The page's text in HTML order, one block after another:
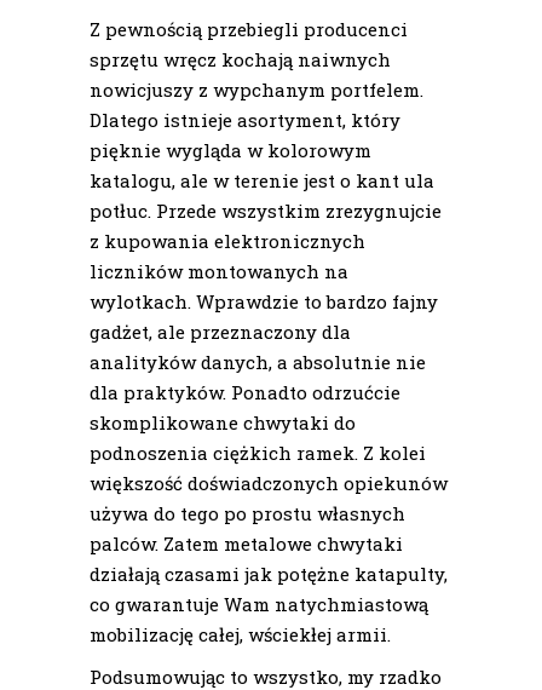
Z pewnością przebiegli producenci
sprzętu wręcz kochają naiwnych
nowicjuszy z wypchanym portfelem.
Dlatego istnieje asortyment, który
pięknie wygląda w kolorowym
katalogu, ale w terenie jest o kant ula
potłuc. Przede wszystkim zrezygnujcie
z kupowania elektronicznych
liczników montowanych na
wylotkach. Wprawdzie to bardzo fajny
gadżet, ale przeznaczony dla
analityków danych, a absolutnie nie
dla praktyków. Ponadto odrzućcie
skomplikowane chwytaki do
podnoszenia ciężkich ramek. Z kolei
większość doświadczonych opiekunów
używa do tego po prostu własnych
palców. Zatem metalowe chwytaki
działają czasami jak potężne katapulty,
co gwarantuje Wam natychmiastową
mobilizację całej, wściekłej armii.
Podsumowując to wszystko, my rzadko